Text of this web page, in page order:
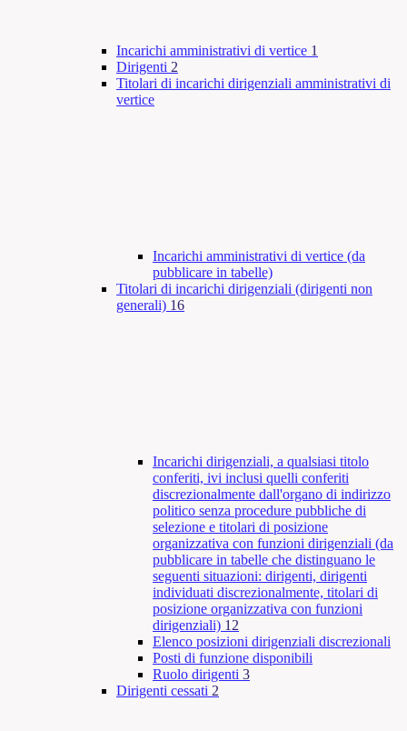
Incarichi amministrativi di vertice 1
Dirigenti 2
Titolari di incarichi dirigenziali amministrativi di
vertice
Incarichi amministrativi di vertice (da
pubblicare in tabelle)
Titolari di incarichi dirigenziali (dirigenti non
generali) 16
Incarichi dirigenziali, a qualsiasi titolo
conferiti, ivi inclusi quelli conferiti
discrezionalmente dall'organo di indirizzo
politico senza procedure pubbliche di
selezione e titolari di posizione
organizzativa con funzioni dirigenziali (da
pubblicare in tabelle che distinguano le
seguenti situazioni: dirigenti, dirigenti
individuati discrezionalmente, titolari di
posizione organizzativa con funzioni
dirigenziali) 12
Elenco posizioni dirigenziali discrezionali
Posti di funzione disponibili
Ruolo dirigenti 3
Dirigenti cessati 2